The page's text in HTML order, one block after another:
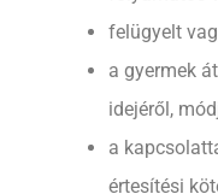
felügyelt
a gyermek
idejéről,
a
értesítési